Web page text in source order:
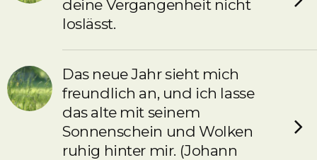
deine Vergangenheit nicht
loslässt.
Das neue Jahr sieht mich
freundlich an, und ich lasse
das alte mit seinem
Sonnenschein und Wolken
ruhig hinter mir. (Johann